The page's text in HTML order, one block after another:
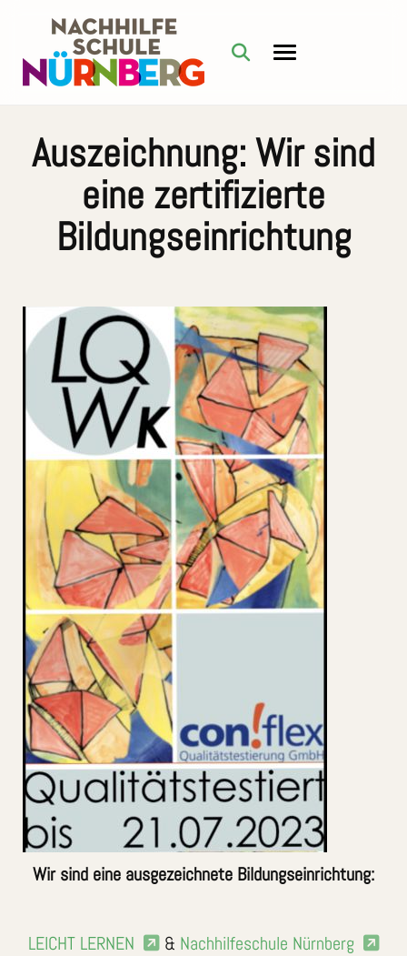
Auszeichnung: Wir sind
eine zertifizierte
Bildungseinrichtung
Wir sind eine ausgezeichnete Bildungseinrichtung:
LEICHT LERNEN & Nachhilfeschule Nürnberg